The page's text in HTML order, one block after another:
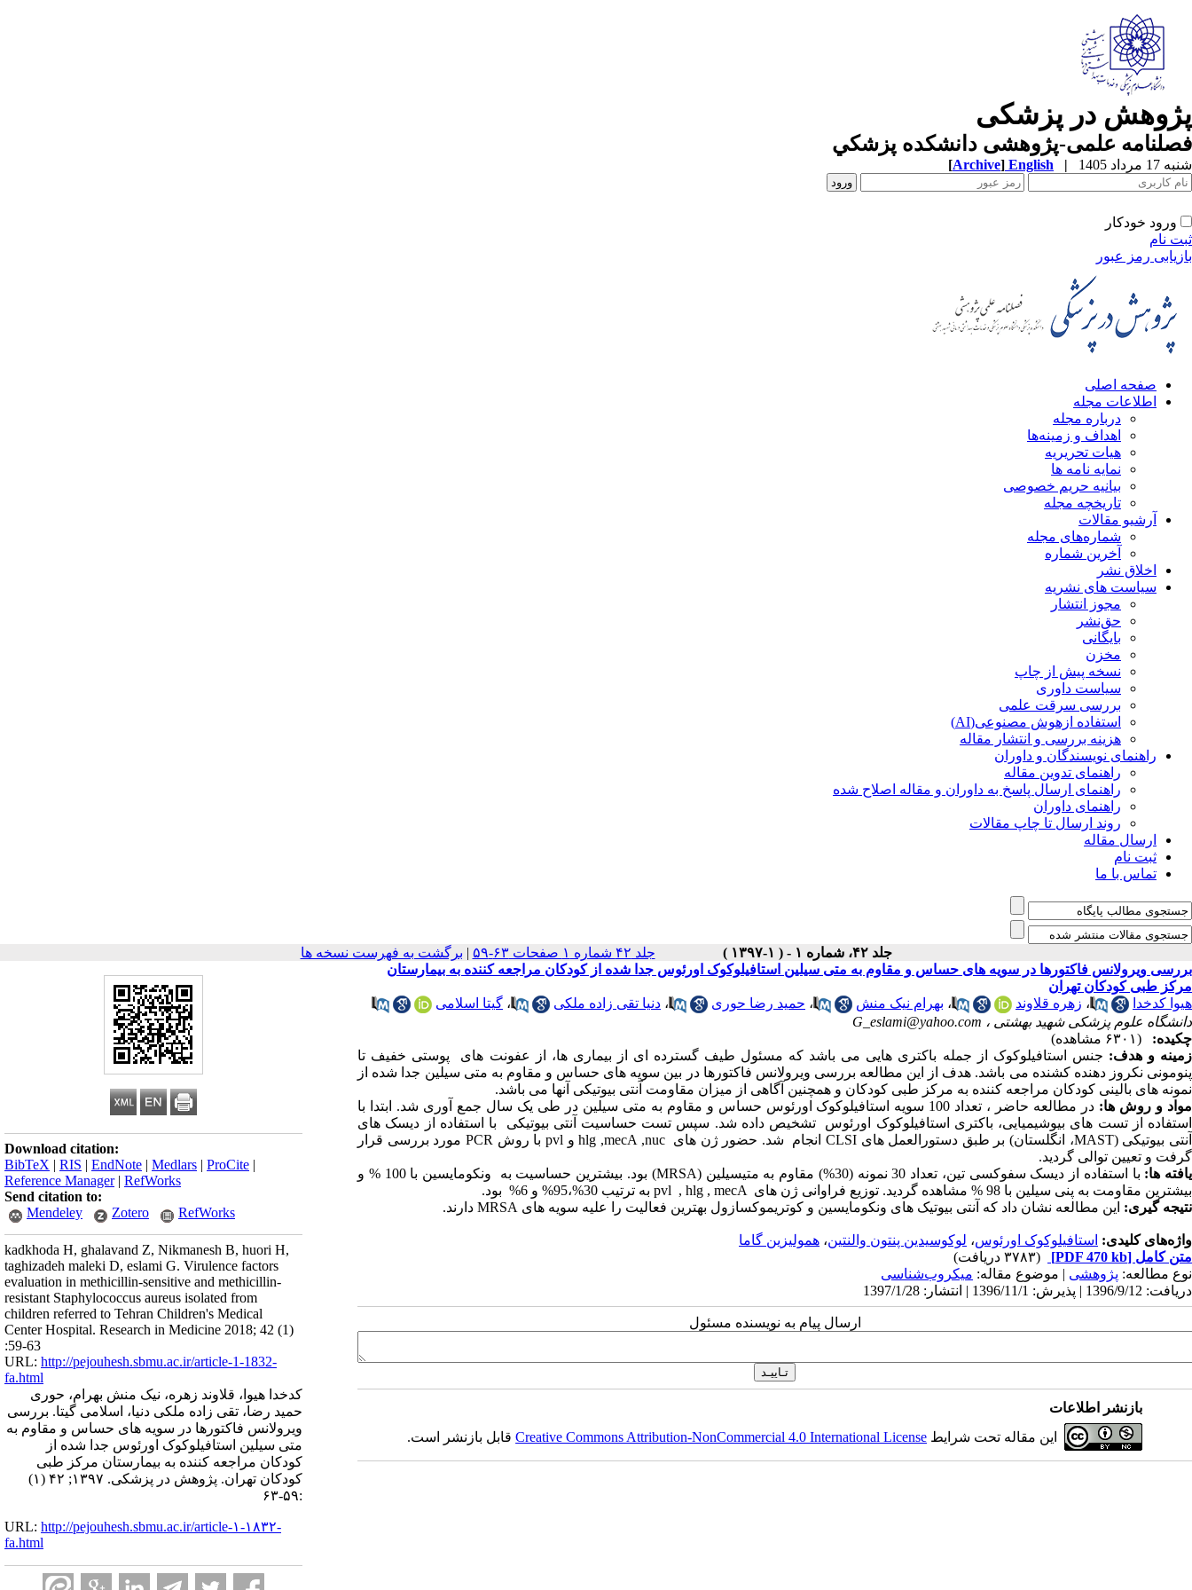
پژوهش در پزشکی
فصلنامه علمی-پژوهشی دانشکده پزشکي
شنبه 17 مرداد 1405 |
English
[Archive]
ورود خودکار
ثبت نام
بازیابی رمز عبور
صفحه اصلی
اطلاعات مجله
درباره مجله
اهداف و زمینه‌ها
هیات تحریریه
نمایه نامه ها
بیانیه حریم خصوصی
تاریخچه مجله
آرشیو مقالات
شماره‌های مجله
آخرین شماره
اخلاق نشر
سیاست های نشریه
مجوز انتشار
حق‌نشر
بایگانی
مخزن
نسخه پیش از چاپ
سیاست داوری
بررسی سرقت علمی
استفاده ازهوش مصنوعی(AI)
هزینه بررسی و انتشار مقاله
راهنمای نویسندگان و داوران
راهنمای تدوین مقاله
راهنمای ارسال پاسخ به داوران و مقاله اصلاح شده
راهنمای داوران
روند ارسال تا چاپ مقالات
ارسال مقاله
ثبت نام
تماس با ما
جلد ۴۲، شماره ۱ - ( ۱-۱۳۹۷ ) جلد ۴۲ شماره ۱ صفحات ۶۳-۵۹ | برگشت به فهرست نسخه ها
Download citation:
BibTeX | RIS | EndNote | Medlars | ProCite |
Reference Manager| RefWorks
Send citation to:
Mendeley
Zotero RefWorks
kadkhoda H, ghalavand Z, Nikmanesh B, huori H,
taghizadeh maleki D, eslami G. Virulence factors
evaluation in methicillin-sensitive and methicillin-
resistant Staphylococcus aureus isolated from
children referred to Tehran Children's Medical
Center Hospital. Research in Medicine 2018; 42 (1)
:59-63
URL: http://pejouhesh.sbmu.ac.ir/article-1-1832-
fa.html
کدخدا هیوا، قلاوند زهره، نیک منش بهرام، حوری
حمید رضا، تقی زاده ملکی دنیا، اسلامی گیتا. بررسی
ویرولانس فاکتورها در سویه های حساس و مقاوم به
متی سیلین استافیلوکوک اورئوس جدا شده از
کودکان مراجعه کننده به بیمارستان مرکز طبی
کودکان تهران. پژوهش در پزشکی. ۱۳۹۷; ۴۲ (۱)
:۵۹-۶۳
URL: http://pejouhesh.sbmu.ac.ir/article-۱-۱۸۳۲-
fa.html
بررسی ویرولانس فاکتورها در سویه های حساس و مقاوم به متی سیلین استافیلوکوک اورئوس جدا شده از کودکان مراجعه کننده به بیمارستان
مرکز طبی کودکان تهران
هیوا کدخدا
، زهره قلاوند ، بهرام نیک منش ، حمید رضا حوری ، دنیا تقی زاده ملکی ، گیتا اسلامی
دانشگاه علوم پزشکی شهید بهشتی ، G_eslami@yahoo.com
چکیده:
(۶۳۰۱ مشاهده)
زمینه و هدف: جنس استافیلوکوک از جمله باکتری هایی می باشد که مسئول طیف گسترده ای از بیماری ها، از عفونت های پوستی خفیف تا
پنومونی نکروز دهنده کشنده می باشد. هدف از این مطالعه بررسی ویرولانس فاکتورها در بین سویه های حساس و مقاوم به متی سیلین جدا شده از
نمونه های بالینی کودکان مراجعه کننده به مرکز طبی کودکان و همچنین آگاهی از میزان مقاومت آنتی بیوتیکی آنها می باشد.
مواد و روش ها:
در مطالعه حاضر ، تعداد 100 سویه استافیلوکوک اورئوس حساس و مقاوم به متی سیلین در طی یک سال جمع آوری شد. ابتدا با
استفاده از تست های بیوشیمیایی، باکتری استافیلوکوک اورئوس تشخیص داده شد. سپس تست حساسیت آنتی بیوتیکی با استفاده از دیسک های
آنتی بیوتیکی (MAST، انگلستان) بر طبق دستورالعمل هایCLSI انجام شد. حضور ژن هایhlg ,mecA ,nuc و pvlبا روش PCRمورد بررسی قرار
گرفت و تعیین توالی گردید.
یافته ها: با استفاده از دیسک سفوکسی تین، تعداد 30 نمونه (30%) مقاوم به متی­سیلین (MRSA)
بود. بیشترین حساسیت به ونکومایسین با 100 % و
بیشترین مقاومت به پنی سیلین با 98 % مشاهده گردید. توزیع فراوانی ژن های
hlg , mecA
,
pvl به ترتیب 30%،95% و 6% بود.
نتیجه گیری: این مطالعه نشان داد که آنتی بیوتیک های ونکومایسین و کوتریموکسازول بهترین فعالیت را علیه سویه های MRSA دارند.
واژه‌های کلیدی: استافیلوکوک اورئوس، لوکوسیدین پنتون والنتین، همولیزین گاما
متن کامل [PDF 470 kb]
(۳۷۸۳ دریافت)
نوع مطالعه: پژوهشی | موضوع مقاله: میکروب‌شناسی
دریافت: 1396/9/12 | پذیرش: 1396/11/1 | انتشار: 1397/1/28
ارسال پیام به نویسنده مسئول
بازنشر اطلاعات
این مقاله تحت شرایط Creative Commons Attribution-NonCommercial 4.0 International Licenseقابل بازنشر است.